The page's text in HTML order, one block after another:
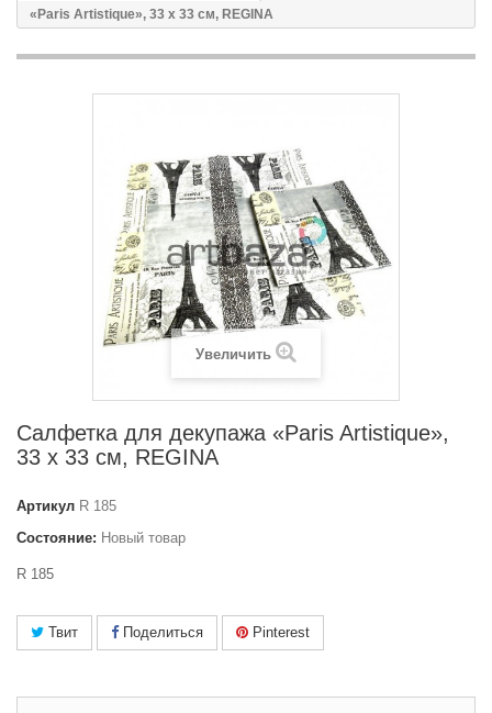
«Paris Artistique», 33 x 33 см, REGINA
Увеличить
Салфетка для декупажа «Paris Artistique»,
33 x 33 см, REGINA
Артикул R 185
Состояние: Новый товар
R 185
Твит Поделиться Pinterest